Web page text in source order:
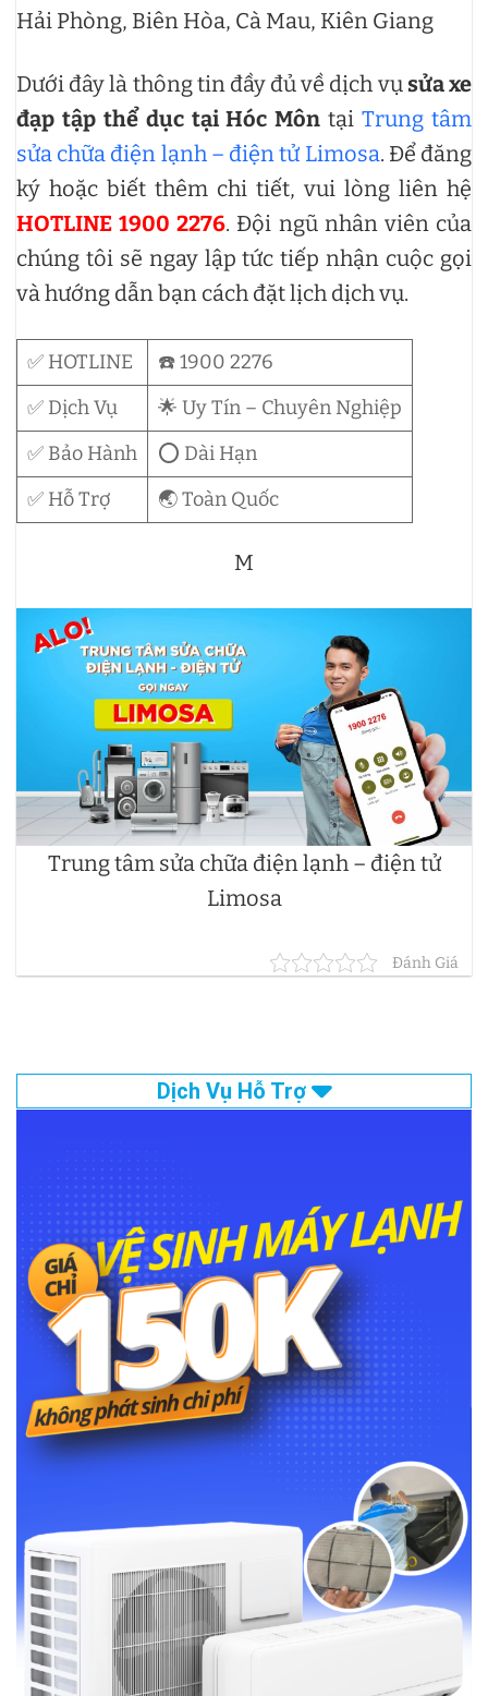
Hải Phòng, Biên Hòa, Cà Mau, Kiên Giang
Dưới đây là thông tin đầy đủ về dịch vụsửa xe
đạp tập thể dục tại Hóc Môn tạiTrung tâm
sửa chữa điện lạnh – điện tử Limosa. Để đăng
ký hoặc biết thêm chi tiết, vui lòng liên hệ
HOTLINE 1900 2276. Đội ngũ nhân viên của
chúng tôi sẽ ngay lập tức tiếp nhận cuộc gọi
và hướng dẫn bạn cách đặt lịch dịch vụ.
✅ HOTLINE
☎️ 1900 2276
✅ Dịch Vụ
🌟 Uy Tín – Chuyên Nghiệp
✅ Bảo Hành
⭕ Dài Hạn
✅ Hỗ Trợ
🌏 Toàn Quốc
M
Trung tâm sửa chữa điện lạnh – điện tử
Limosa
Đánh Giá
Dịch Vụ Hỗ Trợ